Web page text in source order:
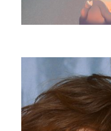
EDOUARD